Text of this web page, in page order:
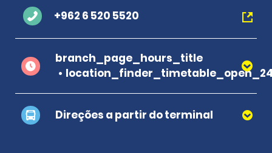
+962 6 520 5520
branch_page_hours_title
Direções a partir do terminal